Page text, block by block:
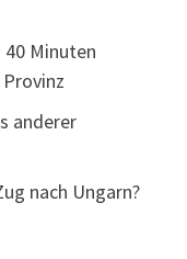
Minuten
anderer
nach Ungarn?